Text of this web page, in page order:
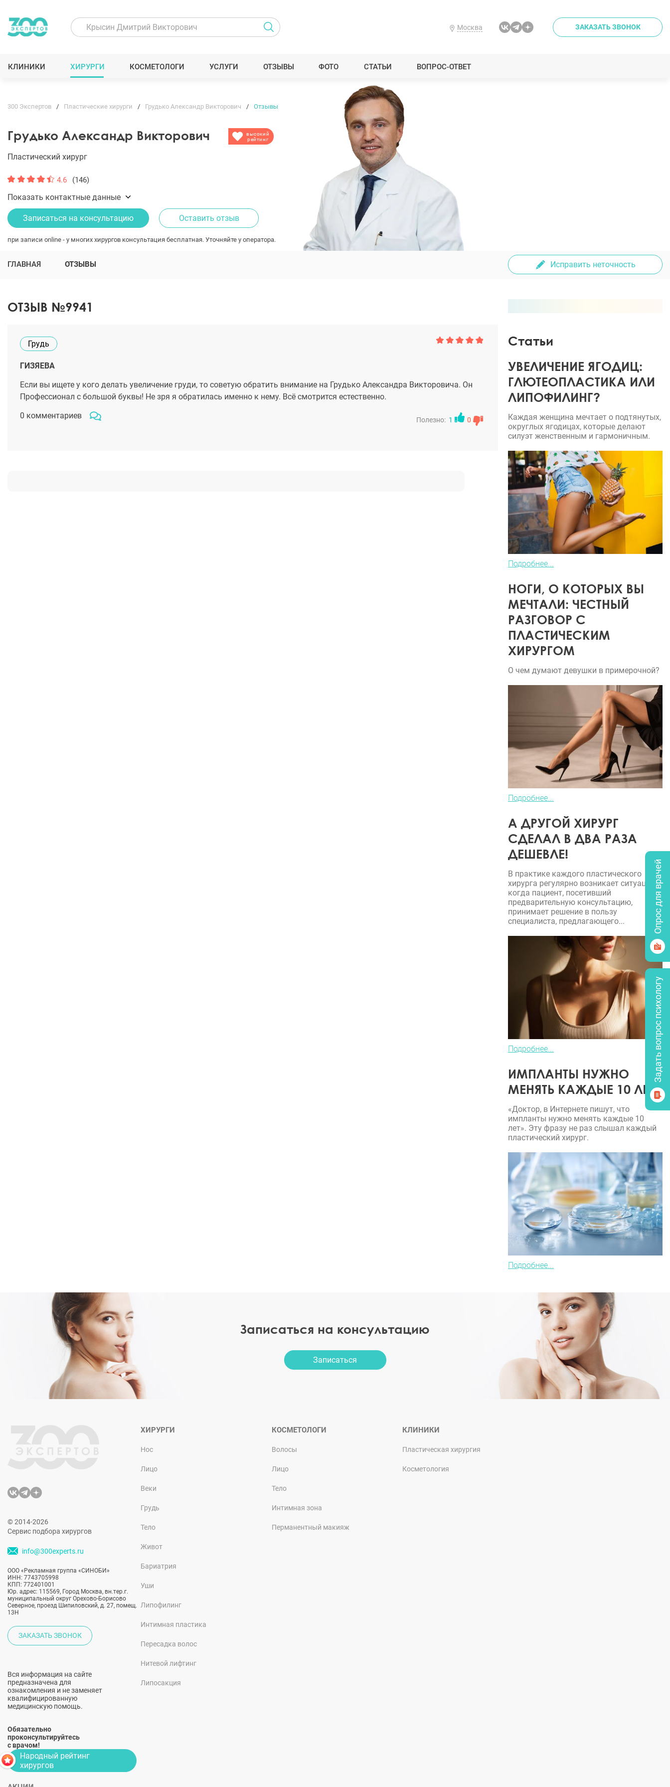
Москва ЗАКАЗАТЬ ЗВОНОК
КЛИНИКИ ХИРУРГИ КОСМЕТОЛОГИ УСЛУГИ ОТЗЫВЫ ФОТО СТАТЬИ ВОПРОС-ОТВЕТ
300 Экспертов Пластические хирурги Грудько Александр Викторович Отзывы
Грудько Александр Викторович
высокий
рейтинг
Пластический хирург
4.6 (146)
Показать контактные данные
Записаться на консультацию Оставить отзыв
при записи online - у многих хирургов консультация бесплатная. Уточняйте у оператора.
ГЛАВНАЯ ОТЗЫВЫ Исправить неточность
ОТЗЫВ №9941
Грудь
ГИЗЯЕВА
Если вы ищете у кого делать увеличение груди, то советую обратить внимание на Грудько Александра Викторовича. Он
Профессионал с большой буквы! Не зря я обратилась именно к нему. Всё смотрится естественно.
0 комментариев
Полезно: 1 0
Статьи
УВЕЛИЧЕНИЕ ЯГОДИЦ:
ГЛЮТЕОПЛАСТИКА ИЛИ
ЛИПОФИЛИНГ?
Каждая женщина мечтает о подтянутых,
округлых ягодицах, которые делают
силуэт женственным и гармоничным.
Подробнее...
НОГИ, О КОТОРЫХ ВЫ
МЕЧТАЛИ: ЧЕСТНЫЙ
РАЗГОВОР С
ПЛАСТИЧЕСКИМ
ХИРУРГОМ
О чем думают девушки в примерочной?
Подробнее...
А ДРУГОЙ ХИРУРГ
СДЕЛАЛ В ДВА РАЗА
ДЕШЕВЛЕ!
В практике каждого пластического
хирурга регулярно возникает ситуация,
когда пациент, посетивший
предварительную консультацию,
принимает решение в пользу
специалиста, предлагающего...
Подробнее...
ИМПЛАНТЫ НУЖНО
МЕНЯТЬ КАЖДЫЕ 10 ЛЕТ?
«Доктор, в Интернете пишут, что
импланты нужно менять каждые 10
лет». Эту фразу не раз слышал каждый
пластический хирург.
Подробнее...
Записаться на консультацию
Записаться
© 2014-2026
Сервис подбора хирургов
info@300experts.ru
ООО «Рекламная группа «СИНОБИ»
ИНН: 7743705998
КПП: 772401001
Юр. адрес: 115569, Город Москва, вн.тер.г.
муниципальный округ Орехово-Борисово
Северное, проезд Шипиловский, д. 27, помещ.
13Н
ЗАКАЗАТЬ ЗВОНОК
Вся информация на сайте
предназначена для
ознакомления и не заменяет
квалифицированную
медицинскую помощь.
Обязательно
проконсультируйтесь
с врачом!
ХИРУРГИ
Нос
Лицо
Веки
Грудь
Тело
Живот
Бариатрия
Уши
Липофилинг
Интимная пластика
Пересадка волос
Нитевой лифтинг
Липосакция
КОСМЕТОЛОГИ
Волосы
Лицо
Тело
Интимная зона
Перманентный макияж
КЛИНИКИ
Пластическая хирургия
Косметология
Народный рейтинг
хирургов
Опрос для врачей
Задать вопрос психологу